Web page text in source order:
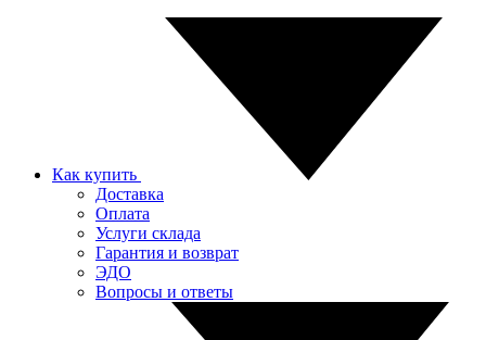
Как купить
Доставка
Оплата
Услуги склада
Гарантия и возврат
ЭДО
Вопросы и ответы